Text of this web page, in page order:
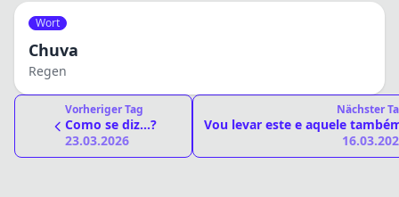
Wort
Chuva
Regen
Vorheriger Tag
Como se diz...?
23.03.2026
Nächster
Vou levar este e aquele